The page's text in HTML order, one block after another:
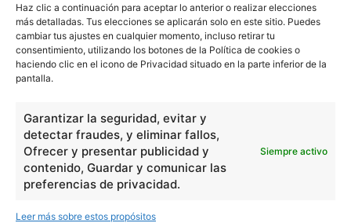
Haz clic a continuación para aceptar lo anterior o realizar elecciones
más detalladas. Tus elecciones se aplicarán solo en este sitio. Puedes
cambiar tus ajustes en cualquier momento, incluso retirar tu
consentimiento, utilizando los botones de la Política de cookies o
haciendo clic en el icono de Privacidad situado en la parte inferior de la
pantalla.
Garantizar la seguridad, evitar y
detectar fraudes, y eliminar fallos,
Ofrecer y presentar publicidad y
contenido, Guardar y comunicar las
preferencias de privacidad.
Siempre activo
Leer más sobre estos propósitos